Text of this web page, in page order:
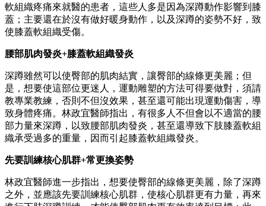
軟組織疼痛來就醫的患者，這些人多是因為深蹲動作影響到膝
蓋；主要還在於沒有做好暖身動作，以及深蹲的姿勢不好，致
使膝蓋軟組織受傷。
腰部肌肉發炎+膝蓋軟組織發炎
深蹲雖然可以使臀部的肌肉結實，讓臀部的線條更美麗；但
是，想要使這部位更迷人，運動雕塑的方法可得要做對，須請
教專業教練，否則不但沒效果，甚至還可能出現運動傷害，導
致身體疼痛。林政宜醫師指出，有很多人不但會以不適當的腰
部力量來深蹲，以致腰部肌肉發炎，甚至還導致下肢膝蓋軟組
織承受過多的重量，因而引起膝蓋軟組織發炎。
先要訓練核心肌群+常更換姿勢
林政宜醫師進一步指出，想要使臀部的線條更美麗，除了深蹲
之外，並應該先要訓練核心肌群，使核心肌群更有力量，再來